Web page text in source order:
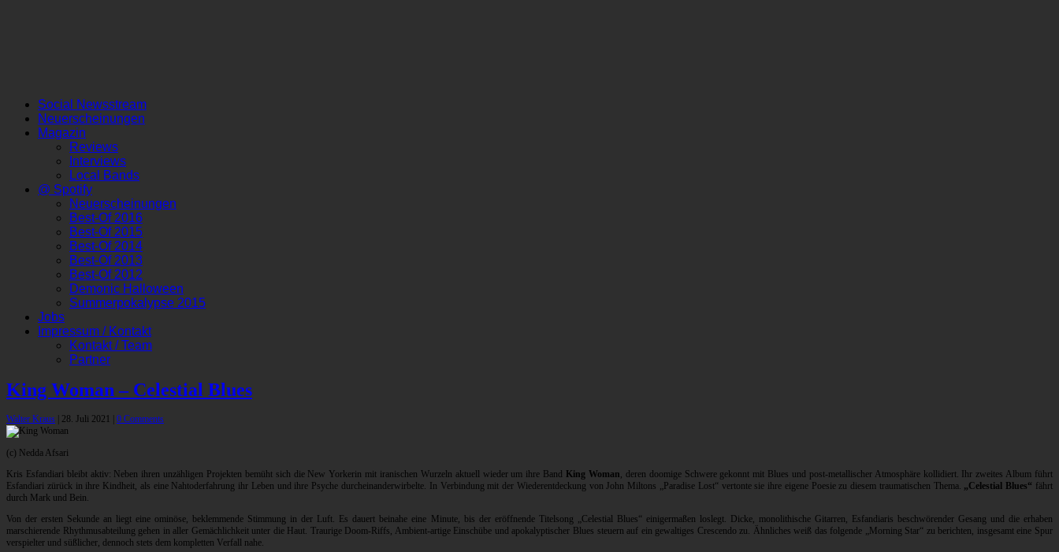
Social Newsstream
Neuerscheinungen
Magazin
Reviews
Interviews
Local Bands
@ Spotify
Neuerscheinungen
Best-Of 2016
Best-Of 2015
Best-Of 2014
Best-Of 2013
Best-Of 2012
Demonic Halloween
Summerpokalypse 2015
Jobs
Impressum / Kontakt
Kontakt / Team
Partner
King Woman – Celestial Blues
Walter Kraus 28. Juli 2021 0 Comments
(c) Nedda Afsari
Kris Esfandiari bleibt aktiv: Neben ihren unzähligen Projekten bemüht sich die New Yorkerin mit iranischen Wurzeln aktuell wieder um ihre Band
King Woman, deren doomige Schwere gekonnt mit Blues und post-metallischer Atmosphäre kollidiert. Ihr zweites Album führt
Esfandiari zürück in ihre Kindheit, als eine Nahtoderfahrung ihr Leben und ihre Psyche durcheinanderwirbelte. In Verbindung mit der Wiederentdeckung von John Miltons „Paradise Lost“ vertonte sie ihre eigene Poesie zu diesem traumatischen Thema. „Celestial Blues“ fährt
durch Mark und Bein.
Von der ersten Sekunde an liegt eine ominöse, beklemmende Stimmung in der Luft. Es dauert beinahe eine Minute, bis der eröffnende Titelsong „Celestial Blues“ einigermaßen loslegt. Dicke, monolithische Gitarren, Esfandiaris beschwörender Gesang und die erhaben
marschierende Rhythmusabteilung gehen in aller Gemächlichkeit unter die Haut. Traurige Doom-Riffs, Ambient-artige Einschübe und apokalyptischer Blues steuern auf ein gewaltiges Crescendo zu. Ähnliches weiß das folgende „Morning Star“ zu berichten, insgesamt eine Spur
verspielter und süßlicher, dennoch stets dem kompletten Verfall nahe.